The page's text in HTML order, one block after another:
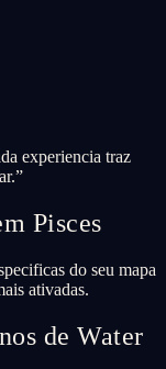
experiencia traz
”
Pisces
do seu mapa
ativadas.
de Water